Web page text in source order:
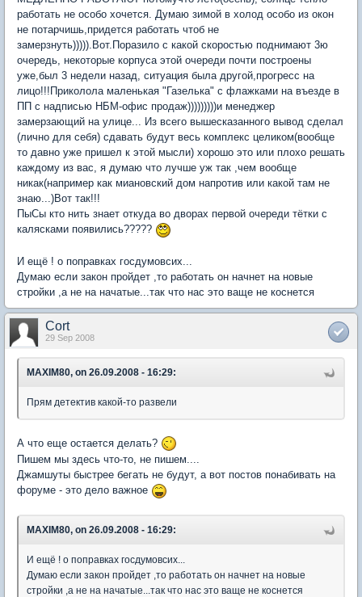
работать не особо хочется. Думаю зимой в холод особо из окон
не потарчишь,придется работать чтоб не
замерзнуть))))).Вот.Поразило с какой скоростью поднимают 3ю
очередь, некоторые корпуса этой очереди почти построены
уже,был 3 недели назад, ситуация была другой,прогресс на
лицо!!!Приколола маленькая "Газелька" с флажками на въезде в
ПП с надписью НБМ-офис продаж)))))))))и менеджер
замерзающий на улице... Из всего вышесказанного вывод сделал
(лично для себя) сдавать будут весь комплекс целиком(вообще
то давно уже пришел к этой мысли) хорошо это или плохо решать
каждому из вас, я думаю что лучше уж так ,чем вообще
никак(например как миановский дом напротив или какой там не
знаю...)Вот так!!!
ПыСы кто нить знает откуда во дворах первой очереди тётки с
калясками появились?????
И ещё ! о поправках госдумовсих...
Думаю если закон пройдет ,то работать он начнет на новые
стройки ,а не на начатые...так что нас это ваще не коснется
Cort
29 Sep 2008
MAXIM80, on 26.09.2008 - 16:29:
Прям детектив какой-то развели
А что еще остается делать?
Пишем мы здесь что-то, не пишем....
Джамшуты быстрее бегать не будут, а вот постов понабивать на
форуме - это дело важное
MAXIM80, on 26.09.2008 - 16:29:
И ещё ! о поправках госдумовсих...
Думаю если закон пройдет ,то работать он начнет на новые
стройки ,а не на начатые...так что нас это ваще не коснется